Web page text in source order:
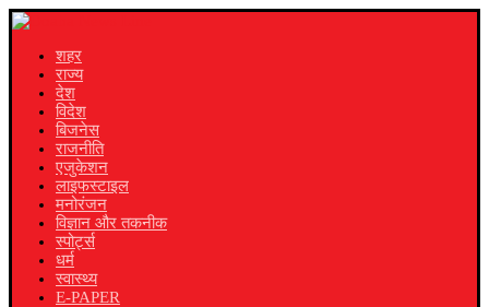
शहर
राज्य
देश
विदेश
बिजनेस
राजनीति
एजुकेशन
लाइफस्टाइल
मनोरंजन
विज्ञान और तकनीक
स्पोर्ट्स
धर्म
स्वास्थ्य
E-PAPER